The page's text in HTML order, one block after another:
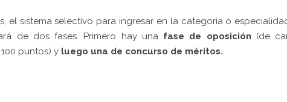
el sistema selectivo para ingresar en la categoría o
de dos fases. Primero hay una fase de oposición (de
puntos) y luego una de concurso de méritos.